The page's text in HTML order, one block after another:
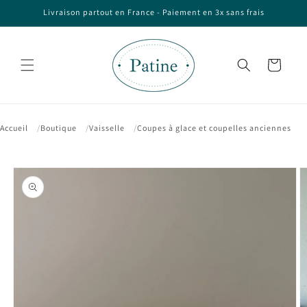
et passerLivraison partout en France - Paiement en 3x sans frais
Panier
Accueil Boutique Vaisselle Coupes à glace et coupelles anciennes
Passer aux
informations
produits